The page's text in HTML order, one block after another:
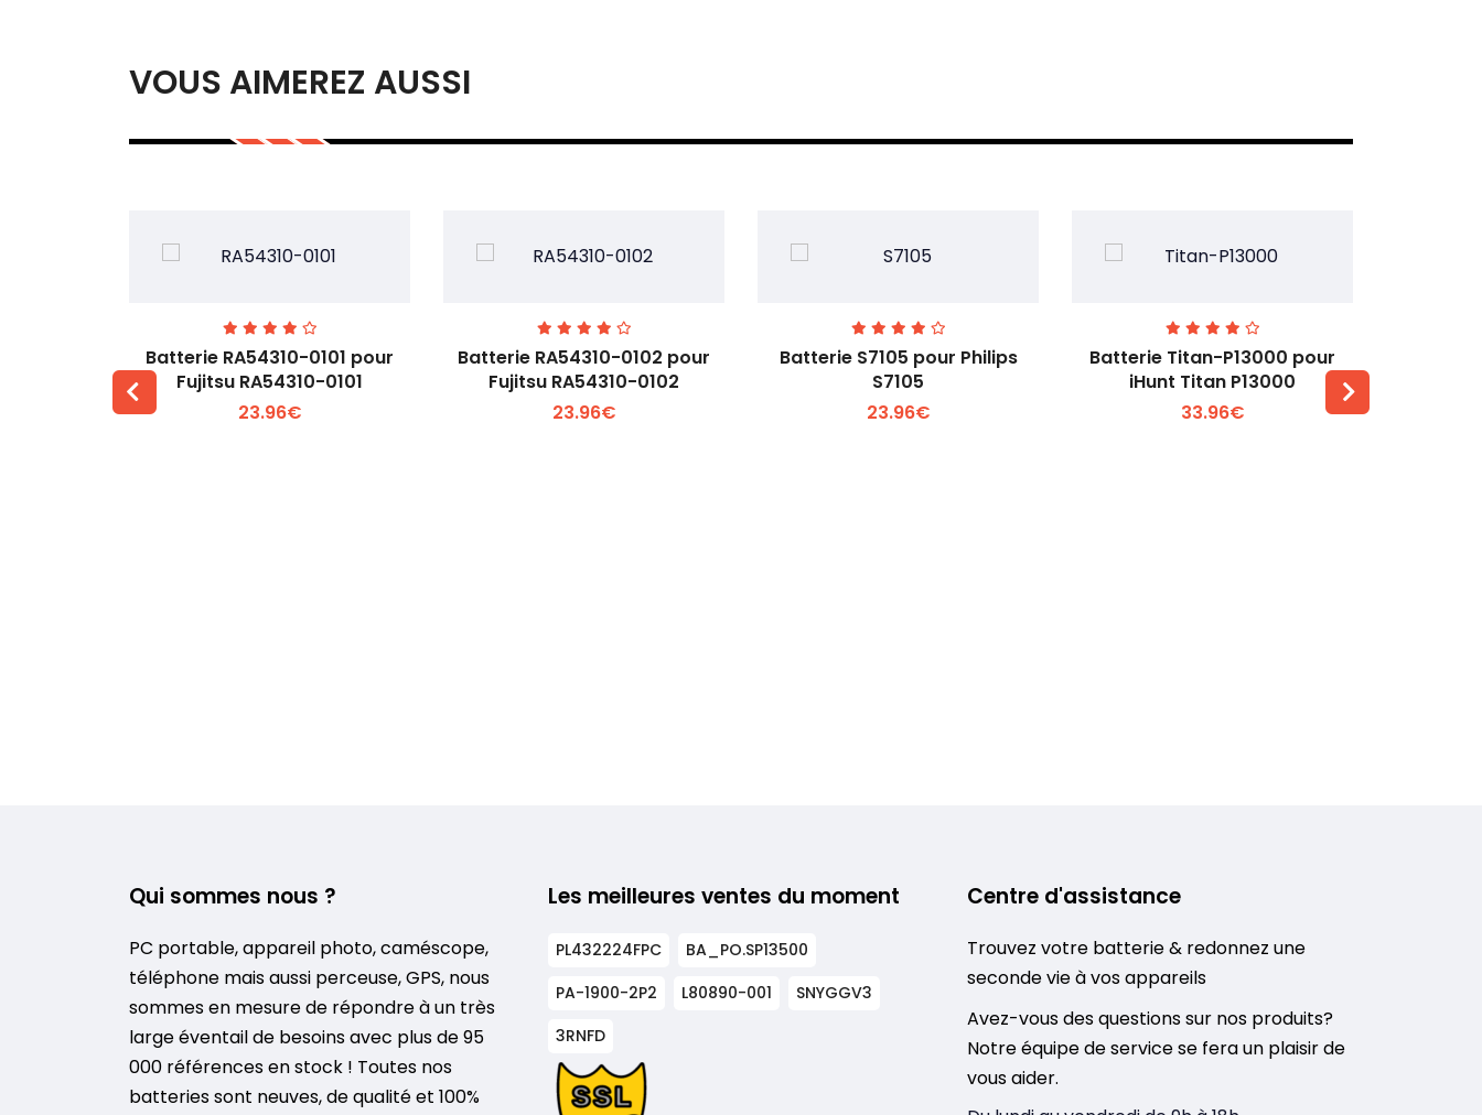
VOUS AIMEREZ AUSSI
Voir plus +
Batterie RA54310-0101 pour
Fujitsu RA54310-0101
23.96€
Voir plus +
Batterie RA54310-0102 pour
Fujitsu RA54310-0102
23.96€
Voir plus +
Batterie S7105 pour Philips
S7105
23.96€
Voir plus +
Batterie Titan-P13000 pour
iHunt Titan P13000
33.96€
Qui sommes nous ?
PC portable, appareil photo, caméscope,
téléphone mais aussi perceuse, GPS, nous
sommes en mesure de répondre à un très
large éventail de besoins avec plus de 95
000 références en stock ! Toutes nos
batteries sont neuves, de qualité et 100%
Les meilleures ventes du moment
PL432224FPC
BA_PO.SP13500
PA-1900-2P2
L80890-001
SNYGGV3
3RNFD
Centre d'assistance
Trouvez votre batterie & redonnez une
seconde vie à vos appareils
Avez-vous des questions sur nos produits?
Notre équipe de service se fera un plaisir de
vous aider.